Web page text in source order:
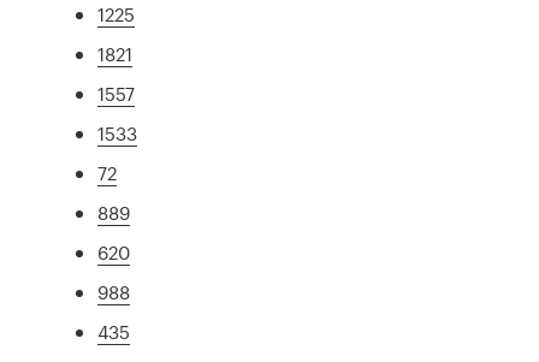
1225
1821
1557
1533
72
889
620
988
435